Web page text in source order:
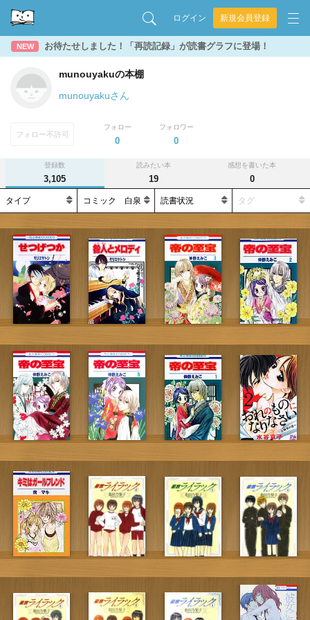
ログイン 新規会員登録
NEW お待たせしました！「再読記録」が読書グラフに登場！
munouyakuの本棚
munouyakuさん
フォロー不許可
フォロー
0
フォロワー
0
登録数
3,105
読みたい本
19
感想を書いた本
0